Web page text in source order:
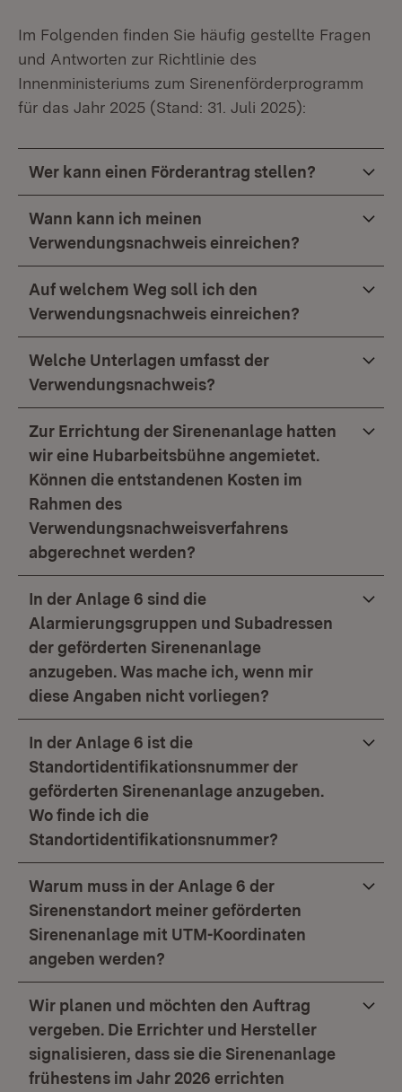
Im Folgenden finden Sie häufig gestellte Fragen
und Antworten zur Richtlinie des
Innenministeriums zum Sirenenförderprogramm
für das Jahr 2025 (Stand: 31. Juli 2025):
Wer kann einen Förderantrag stellen?
Wann kann ich meinen
Verwendungsnachweis einreichen?
Auf welchem Weg soll ich den
Verwendungsnachweis einreichen?
Welche Unterlagen umfasst der
Verwendungsnachweis?
Zur Errichtung der Sirenenanlage hatten
wir eine Hubarbeitsbühne angemietet.
Können die entstandenen Kosten im
Rahmen des
Verwendungsnachweisverfahrens
abgerechnet werden?
In der Anlage 6 sind die
Alarmierungsgruppen und Subadressen
der geförderten Sirenenanlage
anzugeben. Was mache ich, wenn mir
diese Angaben nicht vorliegen?
In der Anlage 6 ist die
Standortidentifikationsnummer der
geförderten Sirenenanlage anzugeben.
Wo finde ich die
Standortidentifikationsnummer?
Warum muss in der Anlage 6 der
Sirenenstandort meiner geförderten
Sirenenanlage mit UTM-Koordinaten
angeben werden?
Wir planen und möchten den Auftrag
vergeben. Die Errichter und Hersteller
signalisieren, dass sie die Sirenenanlage
frühestens im Jahr 2026 errichten